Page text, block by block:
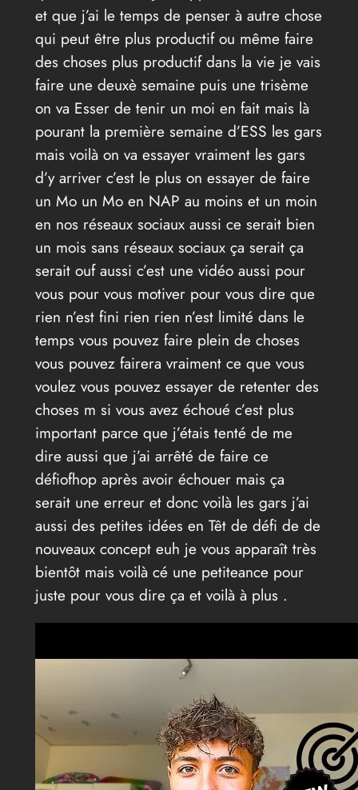
et que j’ai le temps de penser à autre chose
qui peut être plus productif ou même faire
des choses plus productif dans la vie je vais
faire une deuxè semaine puis une trisème
on va Esser de tenir un moi en fait mais là
pourant la première semaine d’ESS les gars
mais voilà on va essayer vraiment les gars
d’y arriver c’est le plus on essayer de faire
un Mo un Mo en NAP au moins et un moin
en nos réseaux sociaux aussi ce serait bien
un mois sans réseaux sociaux ça serait ça
serait ouf aussi c’est une vidéo aussi pour
vous pour vous motiver pour vous dire que
rien n’est fini rien rien n’est limité dans le
temps vous pouvez faire plein de choses
vous pouvez fairera vraiment ce que vous
voulez vous pouvez essayer de retenter des
choses m si vous avez échoué c’est plus
important parce que j’étais tenté de me
dire aussi que j’ai arrêté de faire ce
défiofhop après avoir échouer mais ça
serait une erreur et donc voilà les gars j’ai
aussi des petites idées en Têt de défi de de
nouveaux concept euh je vous apparaît très
bientôt mais voilà cé une petiteance pour
juste pour vous dire ça et voilà à plus .